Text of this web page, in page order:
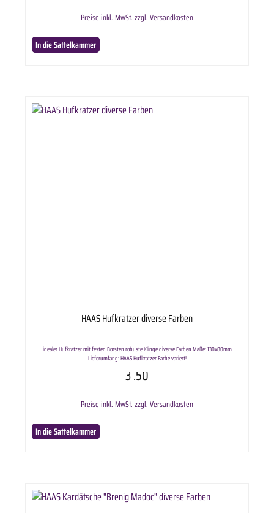
Preise inkl. MwSt. zzgl. Versandkosten
In die Sattelkammer
HAAS Hufkratzer diverse Farben
idealer Hufkratzer mit festen Borsten robuste Klinge diverse Farben Maße: 130x80mm
Lieferumfang: HAAS Hufkratzer Farbe variert!
3.50
Preise inkl. MwSt. zzgl. Versandkosten
In die Sattelkammer